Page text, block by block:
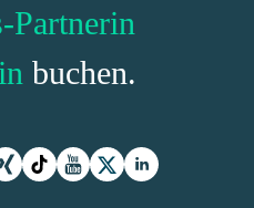
Partnerin
buchen.